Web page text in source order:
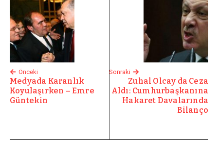
Önceki
Medyada Karanlık
Koyulaşırken – Emre
Güntekin
Sonraki
Zuhal Olcay da Ceza
Aldı: Cumhurbaşkanına
Hakaret Davalarında
Bilanço